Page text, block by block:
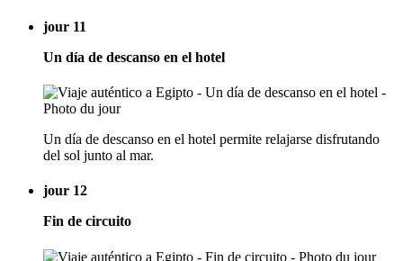
jour 11
Un día de descanso en el hotel
Un día de descanso en el hotel permite relajarse disfrutando
del sol junto al mar.
jour 12
Fin de circuito